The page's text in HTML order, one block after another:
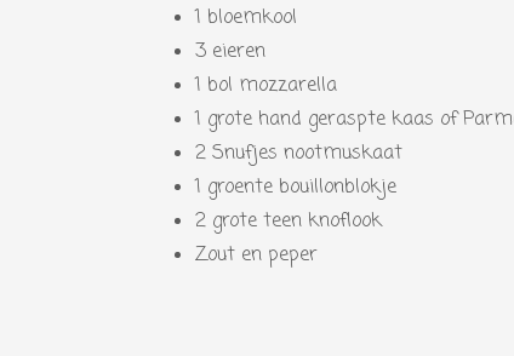
1 bloemkool
3 eieren
1 bol mozzarella
1 grote hand geraspte kaas of
2 Snufjes nootmuskaat
1 groente bouillonblokje
2 grote teen knoflook
Zout en peper